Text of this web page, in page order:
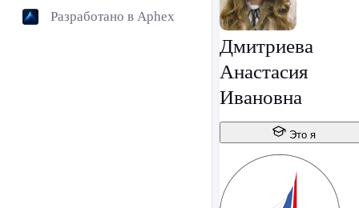
Разработано в Aphex
Дмитриева
Анастасия
Ивановна
Это я